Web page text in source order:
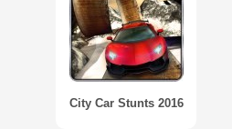
City Car Stunts 2016